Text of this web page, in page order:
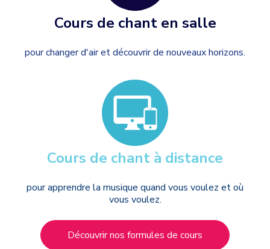
Cours de chant en salle
pour changer d'air et découvrir de nouveaux horizons.
Cours de chant à distance
pour apprendre la musique quand vous voulez et où
vous voulez.
Découvrir nos formules de cours